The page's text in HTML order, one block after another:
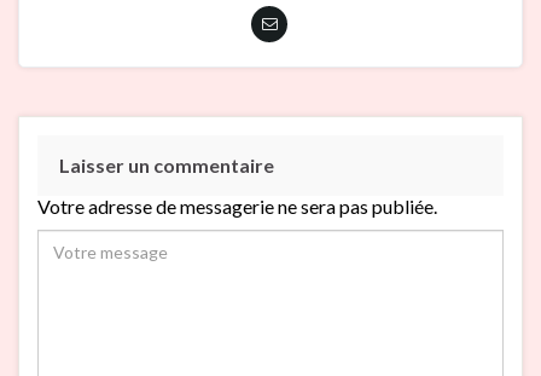
Laisser un commentaire
Votre adresse de messagerie ne sera pas publiée.